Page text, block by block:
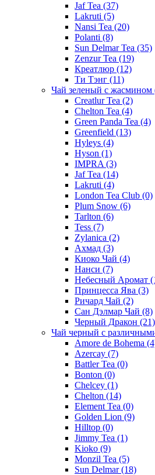
Jaf Tea (37)
Lakruti (5)
Nansi Tea (20)
Polanti (8)
Sun Delmar Tea (35)
Zenzur Tea (19)
Креатлюр (12)
Ти Тэнг (11)
Чай зеленый с жасмином
Creatlur Tea (2)
Chelton Tea (4)
Green Panda Tea (4)
Greenfield (13)
Hyleys (4)
Hyson (1)
IMPRA (3)
Jaf Tea (14)
Lakruti (4)
London Tea Club (0)
Plum Snow (6)
Tarlton (6)
Tess (7)
Zylanica (2)
Ахмад (3)
Киоко Чай (4)
Нанси (7)
Небесный Аромат
Принцесса Ява (3)
Ричард Чай (2)
Сан Дэлмар Чай (8)
Черный Дракон (21)
Чай черный с
Amore de Bohema
Azercay (7)
Battler Tea (0)
Bonton (0)
Chelcey (1)
Chelton (14)
Element Tea (0)
Golden Lion (9)
Hilltop (0)
Jimmy Tea (1)
Kioko (9)
Monzil Tea (5)
Sun Delmar(18)